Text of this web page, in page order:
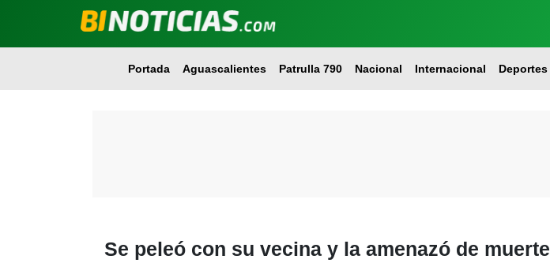
Portada Aguascalientes Patrulla 790 Nacional Internacional Deportes
Se peleó con su vecina y la amenazó de muerte